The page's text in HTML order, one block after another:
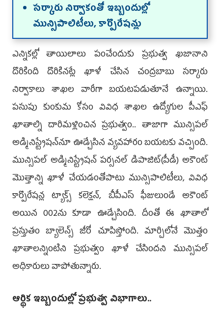
సర్కారు నిర్వాకంతో ఇబ్బందుల్లో
మున్సిపాలిటీలు, కార్పొరేషన్లు
ఎన్నికల్లో తాయిలాలు పంచేందుకు ప్రభుత్వ ఖజానాని
దొరికింది దొరికినట్లే ఖాళీ చేసిన చంద్రబాబు సర్కారు
నిర్వాకాలు శాఖల వారీగా బయటపడుతూనే ఉన్నాయి.
పసుపు కుంకుమ కోసం వివిధ శాఖల ఉద్యోగుల పీఎఫ్‌
ఖాతాల్ని దారిమళ్లించిన ప్రభుత్వం.. తాజాగా మున్సిపల్‌
అడ్మినిస్ట్రేషన్‌నూ ఊడ్చేసిన వ్యవహారం బయటకు వచ్చింది.
మున్సిపల్‌ అడ్మినిస్ట్రేషన్‌ పర్సనల్‌ డిపాజిట్‌(పీడీ) అకౌంట్‌
మొత్తాన్ని ఖాళీ చేయడంతోపాటు మున్సిపాలిటీలు, వివిధ
కార్పొరేషన్ల ట్యాక్స్‌ కలెక్షన్, బీపీఎస్‌ ఫీజులుండే అకౌంట్‌
అయిన 002ను కూడా ఊడ్చేసింది. దీంతో ఈ ఖాతాలో
ప్రస్తుతం బ్యాలెన్స్‌ జీరో చూపిస్తోంది. మార్చిలోనే మొత్తం
ఖాతాలన్నింటిని ప్రభుత్వం ఖాళీ చేసిందని మున్సిపల్‌
అధికారులు వాపోతున్నారు.
ఆర్థిక ఇబ్బందుల్లో ప్రభుత్వ విభాగాలు..